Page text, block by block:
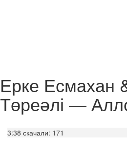
Ерке Есмахан
Төреәлі —
3:38 скачали: 171